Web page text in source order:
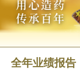
全年业绩报告